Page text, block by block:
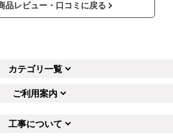
品レビュー・口コミに戻る
カテゴリ一覧
ご利用案内
工事について